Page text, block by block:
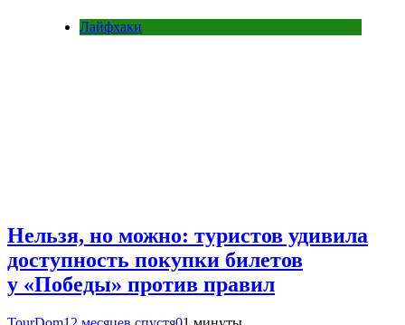
Лайфхаки
Нельзя, но можно: туристов удивила
доступность покупки билетов
у «Победы» против правил